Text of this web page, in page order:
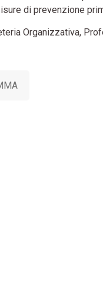
di prevenzione
Organizzativa,